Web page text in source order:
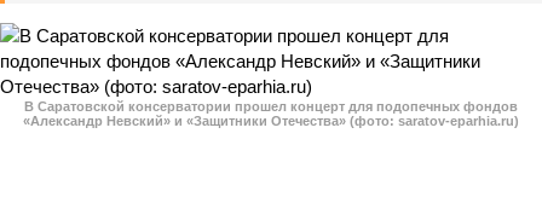
В Саратовской консерватории прошел концерт для подопечных фондов
«Александр Невский» и «Защитники Отечества» (фото: saratov-eparhia.ru)